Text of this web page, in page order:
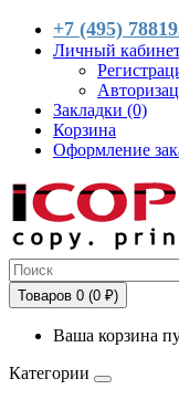
+7 (495)
Личный
Закладки (0)
Корзина
Оформление
Товаров 0 (0 ₽)
Ваша корзина
Категории